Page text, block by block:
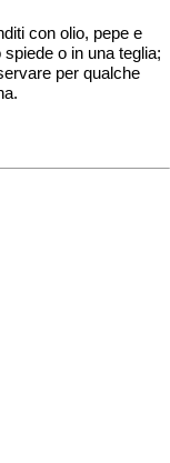
con olio, pepe e
o in una teglia;
per qualche